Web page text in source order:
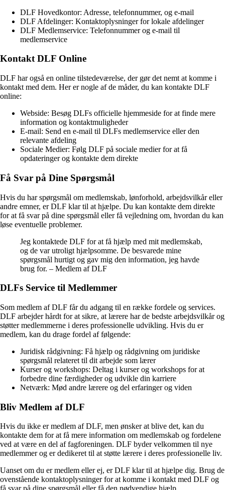
DLF Hovedkontor: Adresse, telefonnummer, og e-mail
DLF Afdelinger: Kontaktoplysninger for lokale afdelinger
DLF Medlemservice: Telefonnummer og e-mail til
medlemservice
Kontakt DLF Online
DLF har også en online tilstedeværelse, der gør det nemt at komme i
kontakt med dem. Her er nogle af de måder, du kan kontakte DLF
online:
Webside: Besøg DLFs officielle hjemmeside for at finde mere
information og kontaktmuligheder
E-mail: Send en e-mail til DLFs medlemservice eller den
relevante afdeling
Sociale Medier: Følg DLF på sociale medier for at få
opdateringer og kontakte dem direkte
Få Svar på Dine Spørgsmål
Hvis du har spørgsmål om medlemskab, lønforhold, arbejdsvilkår eller
andre emner, er DLF klar til at hjælpe. Du kan kontakte dem direkte
for at få svar på dine spørgsmål eller få vejledning om, hvordan du kan
løse eventuelle problemer.
Jeg kontaktede DLF for at få hjælp med mit medlemskab,
og de var utroligt hjælpsomme. De besvarede mine
spørgsmål hurtigt og gav mig den information, jeg havde
brug for. – Medlem af DLF
DLFs Service til Medlemmer
Som medlem af DLF får du adgang til en række fordele og services.
DLF arbejder hårdt for at sikre, at lærere har de bedste arbejdsvilkår og
støtter medlemmerne i deres professionelle udvikling. Hvis du er
medlem, kan du drage fordel af følgende:
Juridisk rådgivning: Få hjælp og rådgivning om juridiske
spørgsmål relateret til dit arbejde som lærer
Kurser og workshops: Deltag i kurser og workshops for at
forbedre dine færdigheder og udvikle din karriere
Netværk: Mød andre lærere og del erfaringer og viden
Bliv Medlem af DLF
Hvis du ikke er medlem af DLF, men ønsker at blive det, kan du
kontakte dem for at få mere information om medlemskab og fordelene
ved at være en del af fagforeningen. DLF byder velkommen til nye
medlemmer og er dedikeret til at støtte lærere i deres professionelle liv.
Uanset om du er medlem eller ej, er DLF klar til at hjælpe dig. Brug de
ovenstående kontaktoplysninger for at komme i kontakt med DLF og